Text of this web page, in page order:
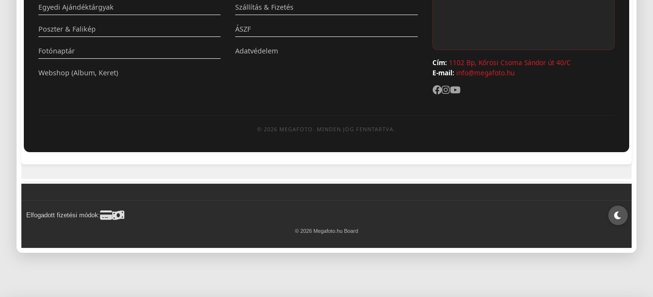
Egyedi Ajándéktárgyak
Poszter & Falikép
Fotónaptár
Webshop (Album, Keret)
Szállítás & Fizetés
ÁSZF
Adatvédelem
Cím: 1102 Bp, Kőrösi Csoma Sándor út 40/C
E-mail: info@megafoto.hu
© 2026 MEGAFOTO. MINDEN JOG FENNTARTVA.
Elfogadott fizetési módok:
© 2026 Megafoto.hu Board